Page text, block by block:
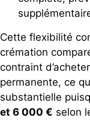
Cette flexibilité
crémation
contraint
permanente, ce
substantielle
et 6 000 € selon